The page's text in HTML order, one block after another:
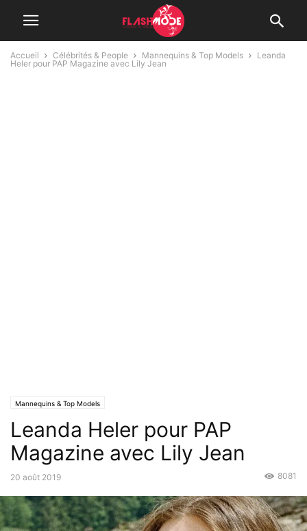
Accueil Célébrités & People Mannequins & Top Models
Leanda
Heler pour PAP Magazine avec Lily Jean
Mannequins & Top Models
Leanda Heler pour PAP
Magazine avec Lily Jean
20 août 2019 8081